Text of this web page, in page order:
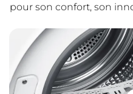
pour son confort, son